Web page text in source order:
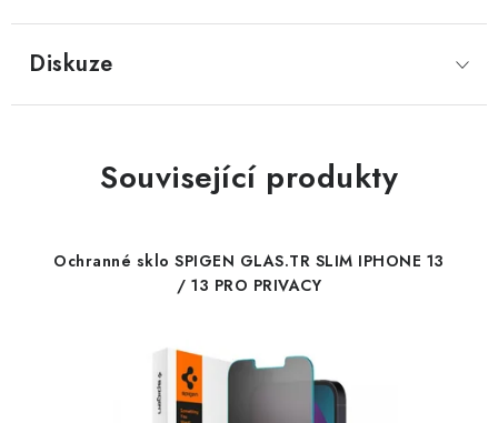
Diskuze
Související produkty
Ochranné sklo SPIGEN GLAS.TR SLIM IPHONE 13
/ 13 PRO PRIVACY